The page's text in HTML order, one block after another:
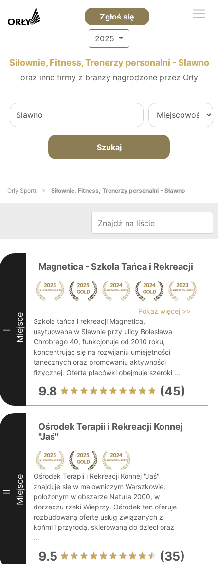
Zgłoś się
2025
Siłownie, Fitness, Trenerzy personalni - Sławno
oraz inne firmy z branży nagrodzone przez Orły
Szukaj
Orły Sportu Siłownie, Fitness, Trenerzy personalni - Sławno
I Miejsce
Magnetica - Szkoła Tańca i Rekreacji
Pokaż więcej >>
Szkoła tańca i rekreacji Magnetica,
usytuowana w Sławnie przy ulicy Bolesława
Chrobrego 40, funkcjonuje od 2010 roku,
koncentrując się na rozwijaniu umiejętności
tanecznych oraz promowaniu aktywności
fizycznej. Oferta placówki obejmuje szeroki ...
9.8 (45)
II Miejsce
Ośrodek Terapii i Rekreacji Konnej
"Jaś"
Ośrodek Terapii i Rekreacji Konnej "Jaś"
znajduje się w malowniczym Warszkowie,
położonym w obszarze Natura 2000, w
dorzeczu rzeki Wieprzy. Ośrodek ten oferuje
rozbudowaną ofertę usług związanych z
końmi i przyrodą, skierowaną do dzieci oraz
...
9.5 (35)